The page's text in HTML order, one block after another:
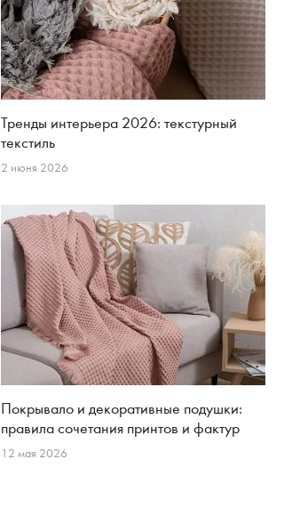
Тренды интерьера 2026: текстурный
текстиль
2 июня 2026
Покрывало и декоративные подушки:
правила сочетания принтов и фактур
12 мая 2026